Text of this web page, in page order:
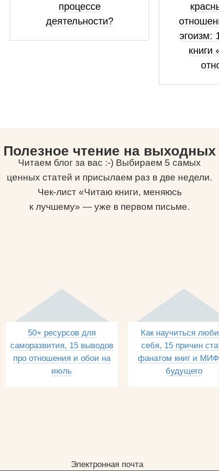
процессе
деятельности?
эгоизм:
книги
Полезное чтение на выходных
Читаем блог за вас :-) Выбираем 5 самых
ценных статей и присылаем раз в две недели.
Чек-лист «Читаю книги, меняюсь
к лучшему» — уже в первом письме.
50+ ресурсов для
саморазвития, 15 выводов
про отношения и обои на
июль
Как научиться
себя, 15 причин
фанатом книг и
будущего
Электронная почта